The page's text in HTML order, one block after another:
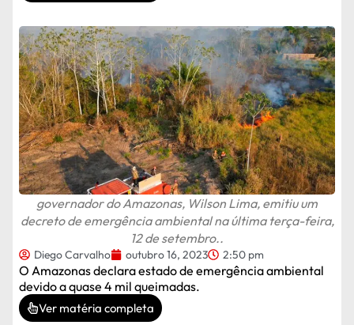
governador do Amazonas, Wilson Lima, emitiu um
decreto de emergência ambiental na última terça-feira,
12 de setembro..
Diego Carvalho outubro 16, 2023 2:50 pm
O Amazonas declara estado de emergência ambiental
devido a quase 4 mil queimadas.
Ver matéria completa